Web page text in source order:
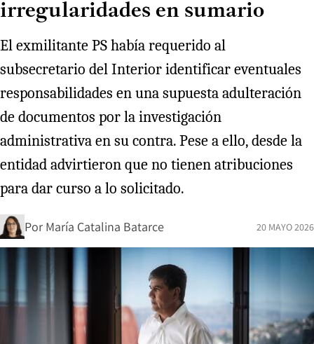
irregularidades en sumario
El exmilitante PS había requerido al
subsecretario del Interior identificar eventuales
responsabilidades en una supuesta adulteración
de documentos por la investigación
administrativa en su contra. Pese a ello, desde la
entidad advirtieron que no tienen atribuciones
para dar curso a lo solicitado.
Por María Catalina Batarce 20 MAYO 2026